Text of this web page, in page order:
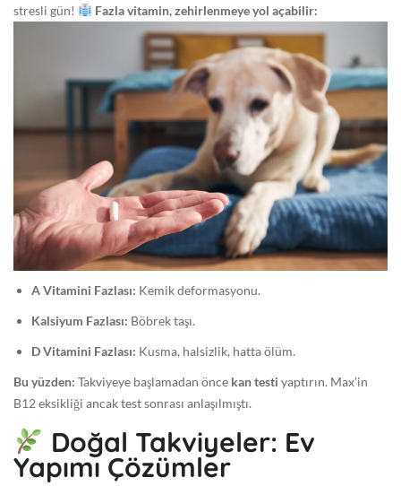
stresli gün!
Fazla vitamin, zehirlenmeye yol açabilir:
A Vitamini Fazlası: Kemik deformasyonu.
Kalsiyum Fazlası: Böbrek taşı.
D Vitamini Fazlası: Kusma, halsizlik, hatta ölüm.
Bu yüzden: Takviyeye başlamadan önce kan testi yaptırın. Max’in
B12 eksikliği ancak test sonrası anlaşılmıştı.
Doğal Takviyeler: Ev
Yapımı Çözümler